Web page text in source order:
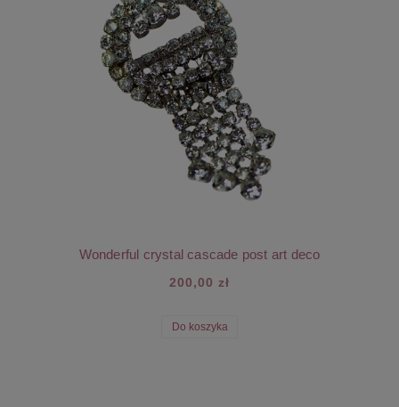
Wonderful crystal cascade post art deco
200,00 zł
Do koszyka